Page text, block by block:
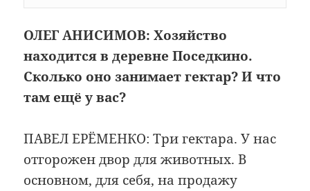
ОЛЕГ АНИСИМОВ: Хозяйство
находится в деревне Поседкино.
Сколько оно занимает гектар? И что
там ещё у вас?
ПАВЕЛ ЕРЁМЕНКО: Три гектара. У нас
отгорожен двор для животных. В
основном, для себя, на продажу